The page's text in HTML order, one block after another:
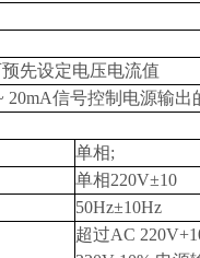
先设定电压电流值
信号控制电源输
单相;
单相220V±10
50Hz±10Hz
超过AC